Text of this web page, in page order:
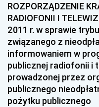
ROZPORZĄDZENIE
RADIOFONII I
2011 r. w sprawie
związanego z
informowaniem w
publicznej radiofonii i
prowadzonej przez
publicznego
pożytku publicznego